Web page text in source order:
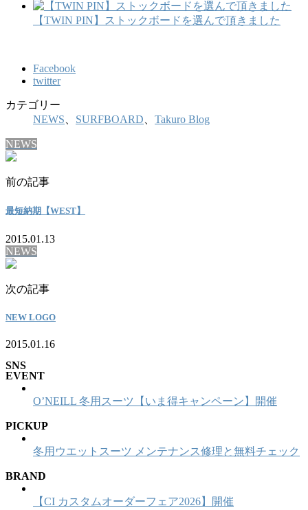
【TWIN PIN】ストックボードを選んで頂きました
Facebook
twitter
カテゴリー
NEWS
SURFBOARD Takuro Blog
NEWS
前の記事
最短納期【WEST】
2015.01.13
NEWS
次の記事
NEW LOGO
2015.01.16
SNS
EVENT
O’NEILL 冬用スーツ【いま得キャンペーン】開催
PICKUP
冬用ウエットスーツ メンテナンス修理と無料チェック
BRAND
【CI カスタムオーダーフェア2026】開催